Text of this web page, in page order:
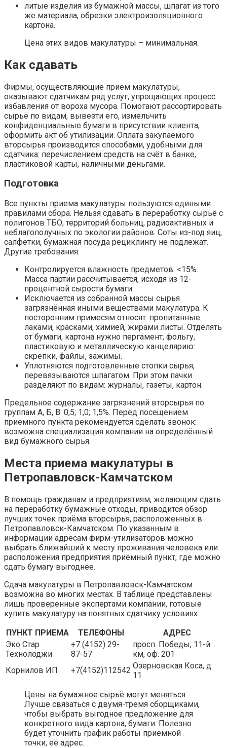
литые изделия из бумажной массы, шпагат из того
же материала, обрезки электроизоляционного
картона.
Цена этих видов макулатуры – минимальная.
Как сдавать
Фирмы, осуществляющие прием макулатуры,
оказывают сдатчикам ряд услуг, упрощающих процесс
избавления от вороха мусора. Помогают рассортировать
сырьё по видам, вывезти его, измельчить
конфиденциальные бумаги в присутствии клиента,
оформить акт об утилизации. Оплата закупаемого
вторсырья производится способами, удобными для
сдатчика: перечислением средств на счёт в банке,
пластиковой карты, наличными деньгами.
Подготовка
Все пункты приема макулатуры пользуются едиными
правилами сбора. Нельзя сдавать в переработку сырьё с
полигонов ТБО, территорий больниц, радиоактивных и
неблагополучных по экологии районов. Соты из-под яиц,
салфетки, бумажная посуда рециклингу не подлежат.
Другие требования:
Контролируется влажность предметов: <15%.
Масса партии рассчитывается, исходя из 12-
процентной сырости бумаги.
Исключается из собранной массы сырья
загрязнённая иными веществами макулатура. К
посторонним примесям относят: пропитанные
лаками, красками, химией, жирами листы. Отделять
от бумаги, картона нужно пергамент, фольгу,
пластиковую и металлическую канцелярию:
скрепки, файлы, зажимы.
Уплотняются подготовленные стопки сырья,
перевязываются шпагатом. При этом пачки
разделяют по видам: журналы, газеты, картон.
Предельное содержание загрязнений вторсырья по
группам А, Б, В: 0,5; 1,0; 1,5%. Перед посещением
приёмного пункта рекомендуется сделать звонок:
возможна специализация компании на определённый
вид бумажного сырья.
Места приема макулатуры в
Петропавловск-Камчатском
В помощь гражданам и предприятиям, желающим сдать
на переработку бумажные отходы, приводится обзор
лучших точек приёма вторсырья, расположенных в
Петропавловск-Камчатском. По указанным в
информации адресам фирм-утилизаторов можно
выбрать ближайший к месту проживания человека или
расположения предприятия приёмный пункт, где можно
сдать бумагу выгоднее.
Сдача макулатуры в Петропавловск-Камчатском
возможна во многих местах. В таблице представлены
лишь проверенные экспертами компании, готовые
купить макулатуру на понятных сдатчику условиях.
ПУНКТ ПРИЕМА
ТЕЛЕФОНЫ
АДРЕС
Эко Стар
Технолоджи
+7 (4152) 29-
87-57
просп. Победы, 11-й
км, оф. 201
Корнилов ИП
+7(4152)112542 Озерновская Коса, д.
11
Цены на бумажное сырьё могут меняться.
Лучше связаться с двумя-тремя сборщиками,
чтобы выбрать выгодное предложение для
конкретного вида картона, бумаги. Полезно
будет уточнить график работы приёмной
точки, её адрес.